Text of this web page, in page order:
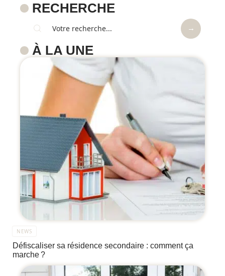
RECHERCHE
À LA UNE
NEWS
Défiscaliser sa résidence secondaire : comment ça
marche ?